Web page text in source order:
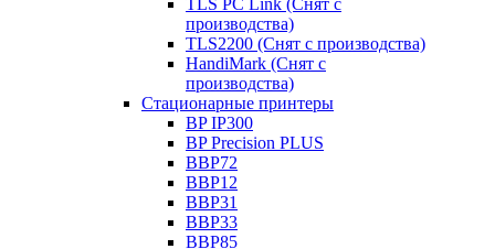
TLS PC Link (Снят с
производства)
TLS2200 (Снят с производства)
HandiMark (Снят с
производства)
Стационарные принтеры
BP IP300
BP Precision PLUS
BBP72
BBP12
BBP31
BBP33
BBP85